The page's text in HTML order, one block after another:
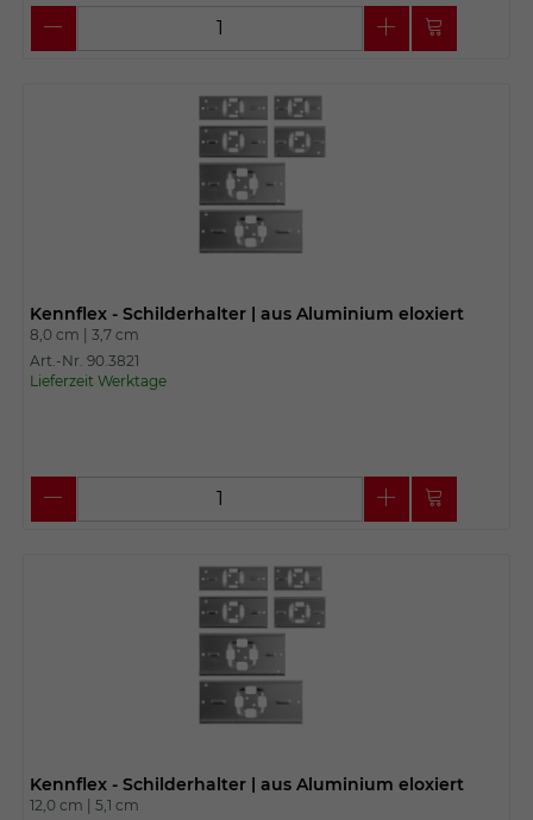
Kennflex - Schilderhalter | aus Aluminium eloxiert
8,0 cm | 3,7 cm
Art.-Nr. 90.3821
Lieferzeit Werktage
Kennflex - Schilderhalter | aus Aluminium eloxiert
12,0 cm | 5,1 cm